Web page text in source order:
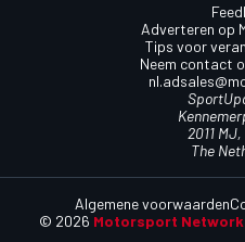
Adverteren op
Tips voor
Neem contact
2011
The
© 2026 Motorsport Network
Algemene voorwaarden